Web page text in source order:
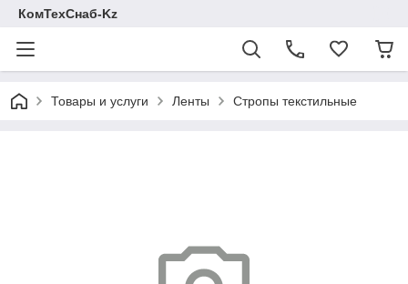
КомТехСнаб-Kz
Товары и услуги Ленты Стропы текстильные